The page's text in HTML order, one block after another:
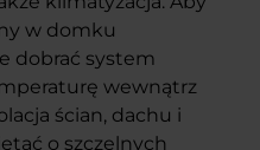
w domku
dobrać system
wewnątrz
ścian, dachu i
o szczelnych